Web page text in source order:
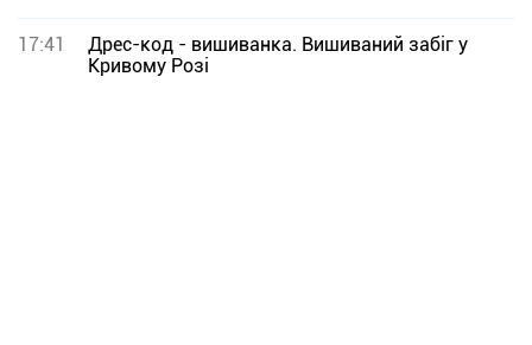
17:41
Дрес-код - вишиванка. Вишиваний забіг у
Кривому Розі